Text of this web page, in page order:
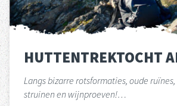
HUTTENTREKTOCHT
Langs bizarre rotsformaties, oude
struinen en wijnproeven!…